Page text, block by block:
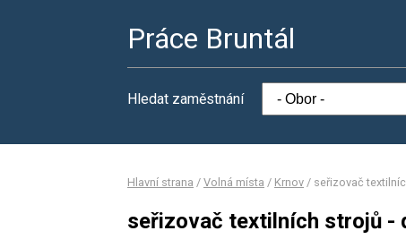
Práce Bruntál
Hledat zaměstnání
Hlavní strana / Volná místa / Krnov / seřizovač
seřizovač textilních strojů -